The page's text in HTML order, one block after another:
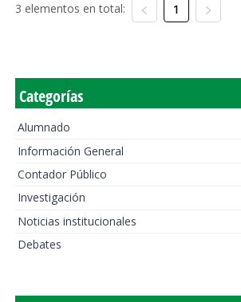
3 elementos en total: 1
Categorías
Alumnado
Información General
Contador Público
Investigación
Noticias institucionales
Debates